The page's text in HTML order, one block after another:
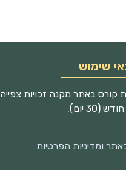
שימוש
קורס באתר מקנה זכויות צפייה
(30 יום).
ומדיניות הפרטיות